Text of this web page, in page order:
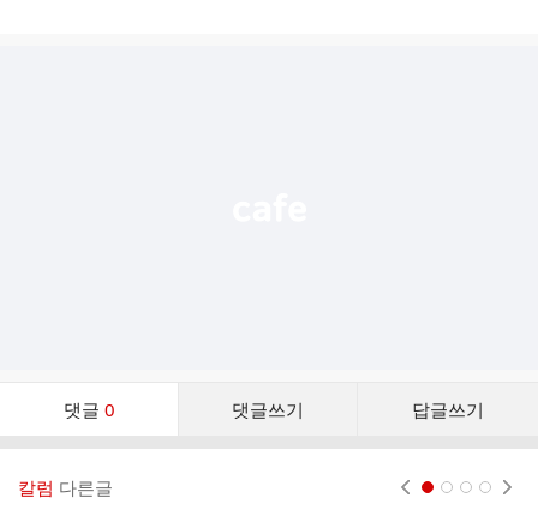
댓글 0 댓글쓰기 답글쓰기
댓
칼럼 다른글